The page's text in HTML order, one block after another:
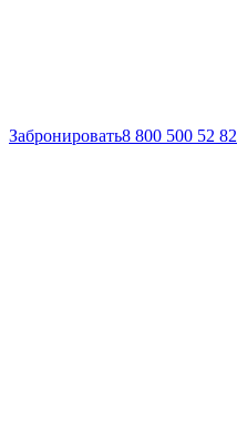
Забронировать8 800 500 52 82